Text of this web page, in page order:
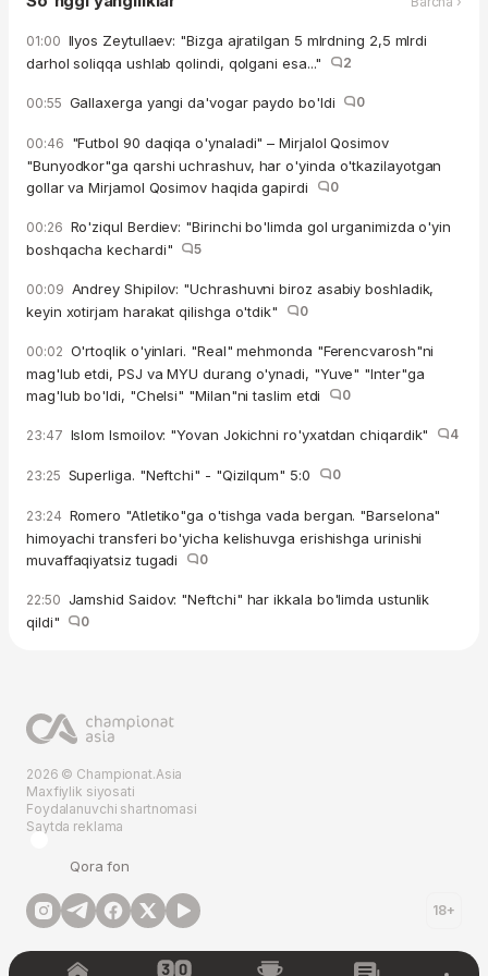
01:00 Ilyos Zeytullaev: "Bizga ajratilgan 5 mlrdning 2,5 mlrdi
darhol soliqqa ushlab qolindi, qolgani esa..."
2
00:55 Gallaxerga yangi da'vogar paydo bo'ldi 0
00:46 "Futbol 90 daqiqa o'ynaladi" – Mirjalol Qosimov
"Bunyodkor"ga qarshi uchrashuv, har o'yinda o'tkazilayotgan
gollar va Mirjamol Qosimov haqida gapirdi
0
00:26 Ro'ziqul Berdiev: "Birinchi bo'limda gol urganimizda o'yin
boshqacha kechardi"
5
00:09 Andrey Shipilov: "Uchrashuvni biroz asabiy boshladik,
keyin xotirjam harakat qilishga o'tdik"
0
00:02 O'rtoqlik o'yinlari. "Real" mehmonda "Ferencvarosh"ni
mag'lub etdi, PSJ va MYU durang o'ynadi, "Yuve" "Inter"ga
mag'lub bo'ldi, "Chelsi" "Milan"ni taslim etdi
0
23:47 Islom Ismoilov: "Yovan Jokichni ro'yxatdan chiqardik" 4
23:25 Superliga. "Neftchi" - "Qizilqum" 5:0 0
23:24 Romero "Atletiko"ga o'tishga vada bergan. "Barselona"
himoyachi transferi bo'yicha kelishuvga erishishga urinishi
muvaffaqiyatsiz tugadi
0
22:50 Jamshid Saidov: "Neftchi" har ikkala bo'limda ustunlik
qildi"
0
2026 © Championat.Asia
Maxfiylik siyosati
Foydalanuvchi shartnomasi
Saytda reklama
Qora fon
18+